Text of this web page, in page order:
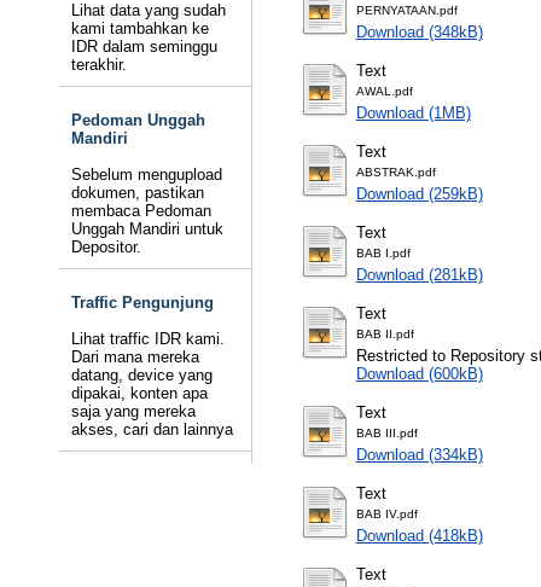
Lihat data yang sudah
kami tambahkan ke
IDR dalam seminggu
terakhir.
Pedoman Unggah
Mandiri
Sebelum mengupload
dokumen, pastikan
membaca Pedoman
Unggah Mandiri untuk
Depositor.
Traffic Pengunjung
Lihat traffic IDR kami.
Dari mana mereka
datang, device yang
dipakai, konten apa
saja yang mereka
akses, cari dan lainnya
PERNYATAAN.pdf
Download (348kB)
Text
AWAL.pdf
Download (1MB)
Text
ABSTRAK.pdf
Download (259kB)
Text
BAB I.pdf
Download (281kB)
Text
BAB II.pdf
Restricted to Repository
Download (600kB)
Text
BAB III.pdf
Download (334kB)
Text
BAB IV.pdf
Download (418kB)
Text